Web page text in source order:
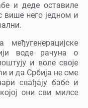
и деде оставиле
више него једном и
воде рачуна о
и воле своје
и да Србија не сме
свађају бабе и
они сви милсе